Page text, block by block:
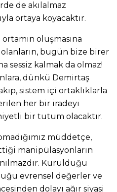
de akılalmaz
ortaya koyacaktır.
oluşmasına
bugün bize birer
sessiz kalmak da olmaz!
dünkü Demirtaş
sistem içi ortaklıklarla
her bir iradeyi
bir tutum olacaktır.
müddetçe,
manipülasyonların
Kurulduğu
evrensel değerler ve
dolayı ağır siyasi